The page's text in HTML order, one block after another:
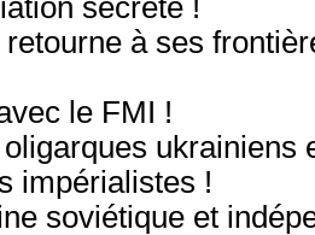
secrète !
à ses
le FMI !
ukrainiens
impérialistes !
soviétique et